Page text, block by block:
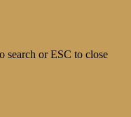
search or ESC to close